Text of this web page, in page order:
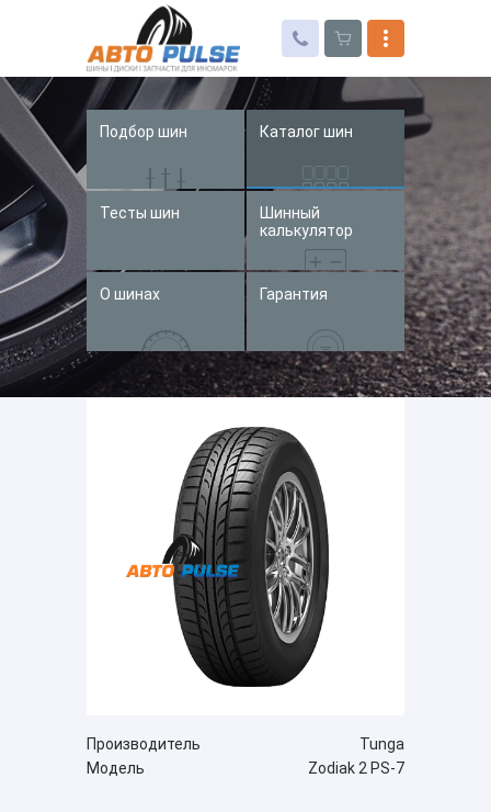
Автошины
Колесные диски
Запчасти для иномарок
Доставка и оплата
Контакты
Подбор шин Каталог шин
Тесты шин
Шинный
калькулятор
О шинах Гарантия
Производитель
Tunga
Модель
Zodiak 2 PS-7